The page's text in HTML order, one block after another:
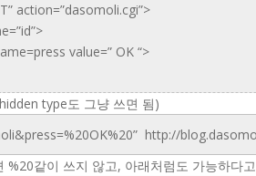
action=”dasomoli.cgi”>
value=” OK “>
type도 그냥 쓰면 됨)
http://
같이 쓰지 않고, 아래처럼도 가능하다